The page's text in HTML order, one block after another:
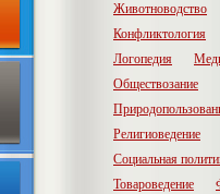
Животноводство
Конфликтология
Логопедия
Обществозание
Религиоведение
Социальная
Товароведение